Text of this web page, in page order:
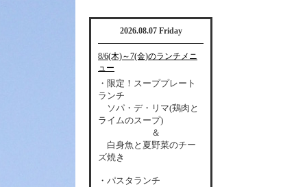
2026.08.07 Friday
8/6(木)～7(金)のランチメニ
ュー
・限定！スーププレート
ランチ
ソパ・デ・リマ(鶏肉と
ライムのスープ)
＆
白身魚と夏野菜のチー
ズ焼き
・パスタランチ